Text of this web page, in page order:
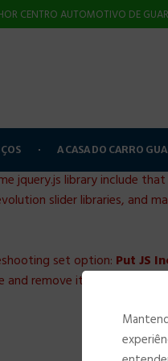
CENTRO AUTOMOTIVO DE
A CASA DO CARRO
jquery.js library include
slider libraries, and
set option: Put JS
and remove it.